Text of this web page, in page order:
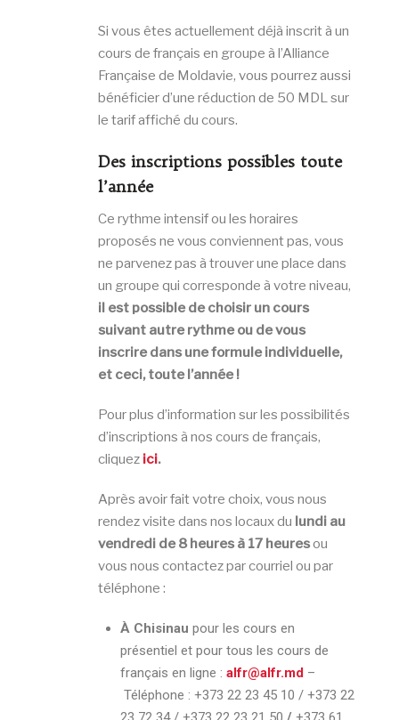
Si vous êtes actuellement déjà inscrit à un
cours de français en groupe à l’Alliance
Française de Moldavie, vous pourrez aussi
bénéficier d’une réduction de 50 MDL sur
le tarif affiché du cours.
Des inscriptions possibles toute
l’année
Ce rythme intensif ou les horaires
proposés ne vous conviennent pas, vous
ne parvenez pas à trouver une place dans
un groupe qui corresponde à votre niveau,
il est possible de choisir un cours
suivant autre rythme ou de vous
inscrire dans une formule individuelle,
et ceci, toute l’année !
Pour plus d’information sur les possibilités
d’inscriptions à nos cours de français,
cliquez ici.
Après avoir fait votre choix, vous nous
rendez visite dans nos locaux du lundi au
vendredi de 8 heures à 17 heuresou
vous nous contactez par courriel ou par
téléphone :
À Chisinau pour les cours en
présentiel et pour tous les cours de
français en ligne : alfr@alfr.md –
Téléphone : +373 22 23 45 10 / +373 22